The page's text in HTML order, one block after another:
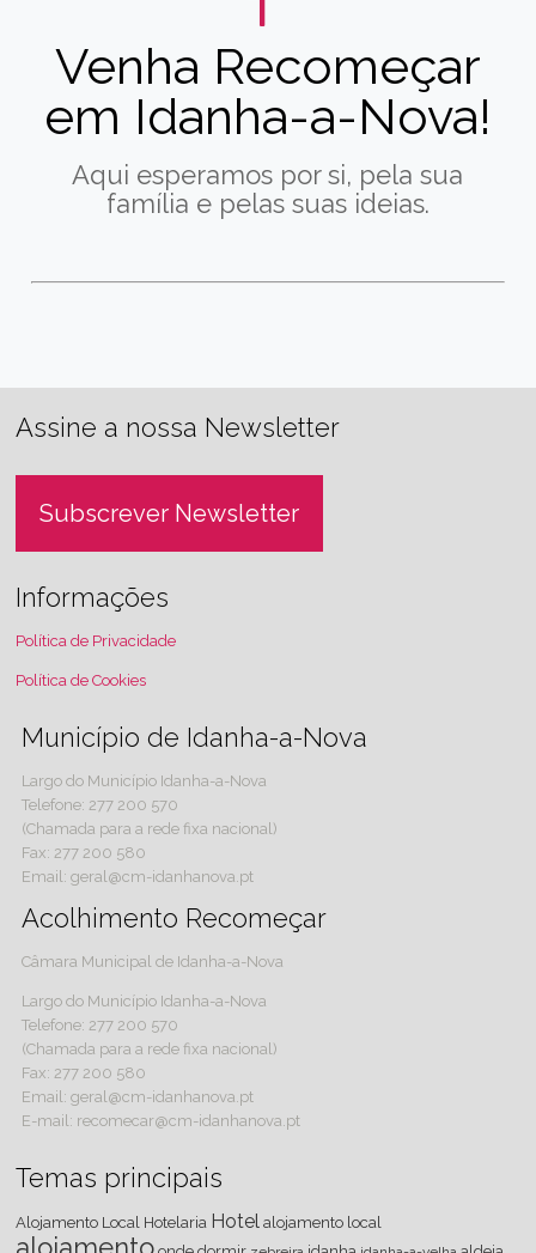
Venha Recomeçar
em Idanha-a-Nova!
Aqui esperamos por si, pela sua
família e pelas suas ideias.
Assine a nossa Newsletter
Subscrever Newsletter
Informações
Política de Privacidade
Política de Cookies
Município de Idanha-a-Nova
Largo do Município Idanha-a-Nova
Telefone: 277 200 570
(Chamada para a rede fixa nacional)
Fax: 277 200 580
Email: geral@cm-idanhanova.pt
Acolhimento Recomeçar
Câmara Municipal de Idanha-a-Nova
Largo do Município Idanha-a-Nova
Telefone: 277 200 570
(Chamada para a rede fixa nacional)
Fax: 277 200 580
Email: geral@cm-idanhanova.pt
E-mail: recomecar@cm-idanhanova.pt
Temas principais
Alojamento Local Hotelaria Hotel alojamento local